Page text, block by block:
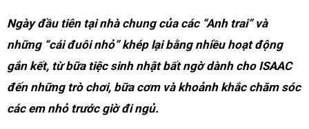
Ngày đầu tiên tại nhà chung của các “Anh trai” và
những “cái đuôi nhỏ” khép lại bằng nhiều hoạt động
gắn kết, từ bữa tiệc sinh nhật bất ngờ dành cho ISAAC
đến những trò chơi, bữa cơm và khoảnh khắc chăm sóc
các em nhỏ trước giờ đi ngủ.